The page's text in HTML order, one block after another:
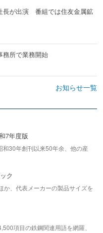
長が出演 番組では住友金属鉱
所で業務開始
お知らせ一覧
7年度版
和30年創刊以来50年余、他の産
ク
か、代表メーカーの製品サイズを
項目の鉄鋼関連用語を網羅、